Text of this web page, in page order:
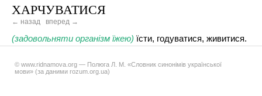
ХАРЧУВАТИСЯ
← назад вперед →
(задовольняти організм їжею) їсти, годуватися, живитися.
© www.ridnamova.org — Полюга Л. М. «Словник синонімів української
мови» (за даними rozum.org.ua)